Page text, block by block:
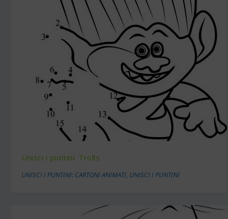
Unisci i puntini: Trolls
UNISCI I PUNTINI: CARTONI ANIMATI, UNISCI I PUNTINI